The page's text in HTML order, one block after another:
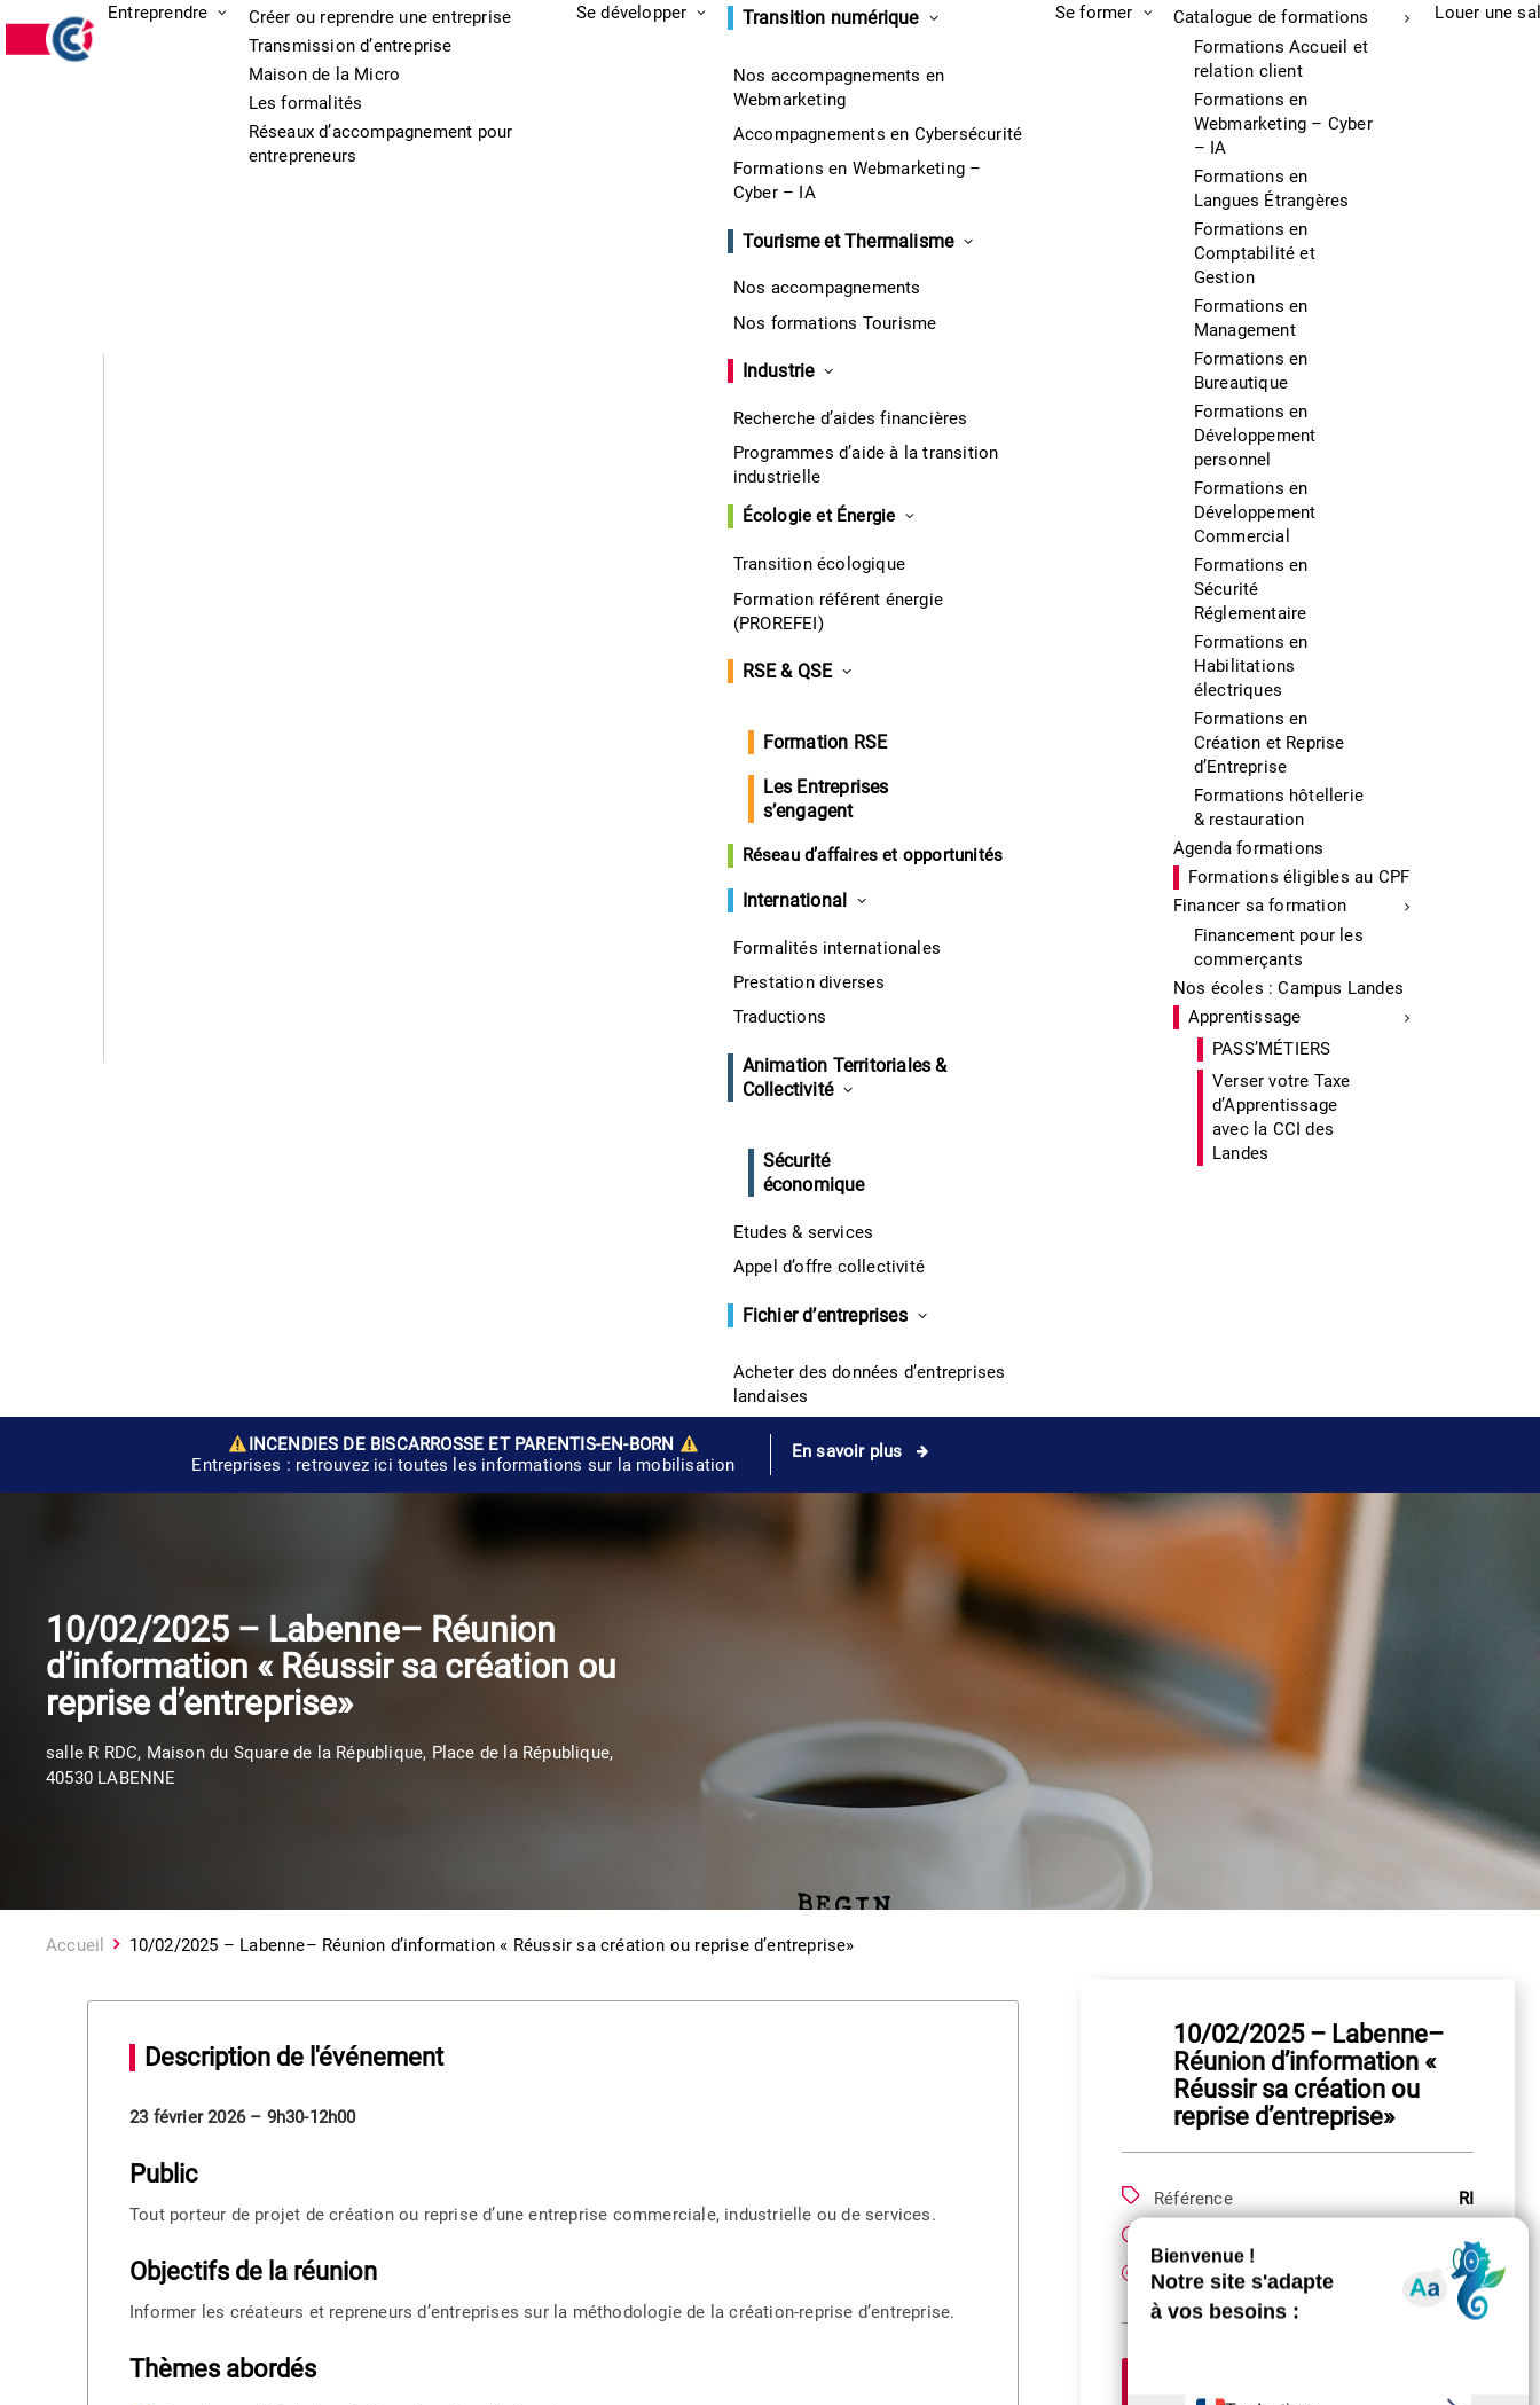
Entreprendre
Créer ou reprendre une entreprise
Transmission d’entreprise
Maison de la Micro
Les formalités
Réseaux d’accompagnement pour
entrepreneurs
Se développer Transition numérique
Nos accompagnements en
Webmarketing
Accompagnements en Cybersécurité
Formations en Webmarketing –
Cyber – IA
Tourisme et Thermalisme
Nos accompagnements
Nos formations Tourisme
Industrie
Recherche d’aides financières
Programmes d’aide à la transition
industrielle
Écologie et Énergie
Transition écologique
Formation référent énergie
(PROREFEI)
RSE & QSE
Formation RSE
Les Entreprises
s’engagent
Réseau d’affaires et opportunités
International
Formalités internationales
Prestation diverses
Traductions
Animation Territoriales &
Collectivité
Sécurité
économique
Etudes & services
Appel d’offre collectivité
Fichier d’entreprises
Acheter des données d’entreprises
landaises
Se former
Catalogue de formations
Formations Accueil et
relation client
Formations en
Webmarketing – Cyber
– IA
Formations en
Langues Étrangères
Formations en
Comptabilité et
Gestion
Formations en
Management
Formations en
Bureautique
Formations en
Développement
personnel
Formations en
Développement
Commercial
Formations en
Sécurité
Réglementaire
Formations en
Habilitations
électriques
Formations en
Création et Reprise
d’Entreprise
Formations hôtellerie
& restauration
Agenda formations
Formations éligibles au CPF
Financer sa formation
Financement pour les
commerçants
Nos écoles : Campus Landes
Apprentissage
PASS’MÉTIERS
Verser votre Taxe
d’Apprentissage
avec la CCI des
Landes
Louer une
INCENDIES DE BISCARROSSE ET PARENTIS-EN-BORN
Entreprises : retrouvez ici toutes les informations sur la mobilisation
En savoir plus
10/02/2025 – Labenne– Réunion
d’information « Réussir sa création ou
reprise d’entreprise»
salle R RDC, Maison du Square de la République, Place de la République,
40530 LABENNE
Accueil 10/02/2025 – Labenne– Réunion d’information « Réussir sa création ou reprise d’entreprise»
Description de l'événement
23 février 2026 – 9h30-12h00
Public
Tout porteur de projet de création ou reprise d’une entreprise commerciale, industrielle ou de services.
Objectifs de la réunion
Informer les créateurs et repreneurs d’entreprises sur la méthodologie de la création-reprise d’entreprise.
Thèmes abordés
10/02/2025 – Labenne–
Réunion d’information «
Réussir sa création ou
reprise d’entreprise»
Référence
RI
0.5 Jour
Prix
Gratuit